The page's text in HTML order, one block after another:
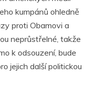
er e
gr
a
m
ar
e
kumpánů ohledně
proti Obamovi a
neprůstřelné, takže
k odsouzení, bude
jejich další politickou